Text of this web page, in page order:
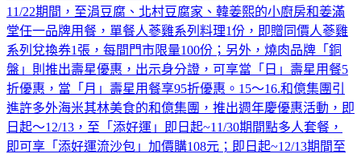
11/22期間，至涓豆腐、北村豆腐家、韓姜熙的小廚房和姜滿
堂任一品牌用餐，單餐人蔘雞系列料理1份，即贈同價人蔘雞
系列兌換券1張，每間門市限量100份；另外，燒肉品牌「銅
盤」則推出壽星優惠，出示身分證，可享當「日」壽星用餐5
折優惠，當「月」壽星用餐享95折優惠。15～16.和億集團引
進許多外海米其林美食的和億集團，推出週年慶優惠活動，即
日起～12/13，至「添好運」即日起~11/30期間點多人套餐，
即可享「添好運流沙包」加價購108元；即日起~12/13期間至